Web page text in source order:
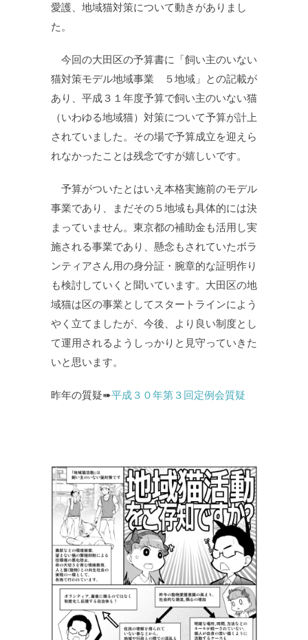
愛護、地域猫対策について動きがありまし
た。
今回の大田区の予算書に「飼い主のいない
猫対策モデル地域事業 ５地域」との記載が
あり、平成３１年度予算で飼い主のいない猫
（いわゆる地域猫）対策について予算が計上
されていました。その場で予算成立を迎えら
れなかったことは残念ですが嬉しいです。
予算がついたとはいえ本格実施前のモデル
事業であり、まだその５地域も具体的には決
まっていません。東京都の補助金も活用し実
施される事業であり、懸念もされていたボラ
ンティアさん用の身分証・腕章的な証明作り
も検討していくと聞いています。大田区の地
域猫は区の事業としてスタートラインによう
やく立てましたが、今後、より良い制度とし
て運用されるようしっかりと見守っていきた
いと思います。
昨年の質疑➠平成３０年第３回定例会質疑